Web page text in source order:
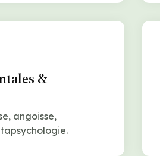
&
angoisse,